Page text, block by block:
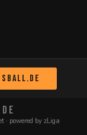
powered by zLiga